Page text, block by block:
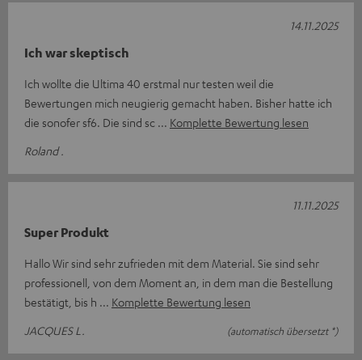
Ich war skeptisch
Ich wollte die Ultima 40 erstmal nur testen weil die
Bewertungen mich neugierig gemacht haben. Bisher hatte ich
die sonofer sf6. Die sind sc
Komplette Bewertung lesen
Roland .
14.11.2025
Super Produkt
Hallo Wir sind sehr zufrieden mit dem Material. Sie sind sehr
professionell, von dem Moment an, in dem man die Bestellung
bestätigt, bis h
Komplette Bewertung lesen
JACQUES L.
(automatisch übersetzt *)
11.11.2025